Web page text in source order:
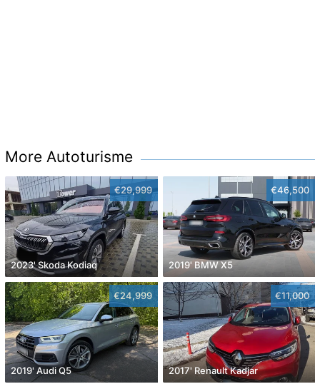
More Autoturisme
€29,999
2023' Skoda Kodiaq
€46,500
2019' BMW X5
€24,999
2019' Audi Q5
€11,000
2017' Renault Kadjar